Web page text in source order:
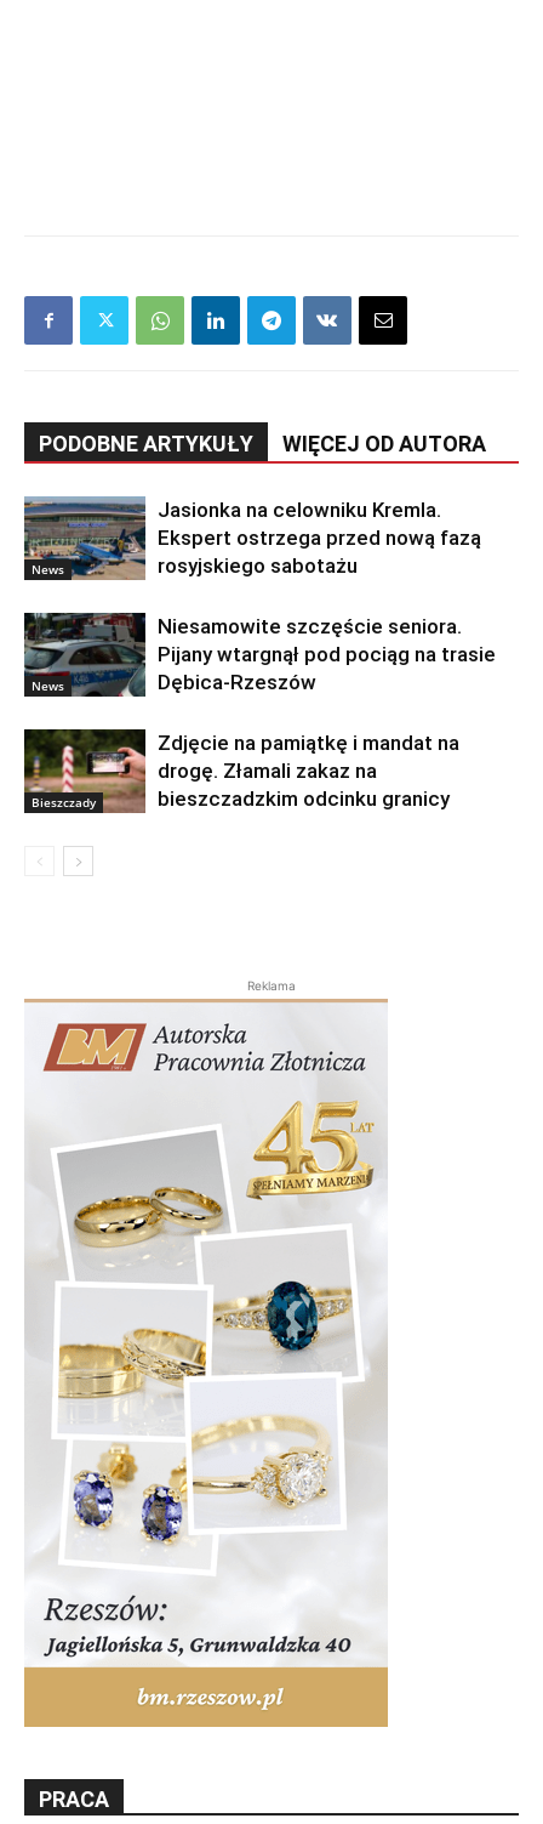
PODOBNE ARTYKUŁY WIĘCEJ OD AUTORA
News
Jasionka na celowniku Kremla.
Ekspert ostrzega przed nową fazą
rosyjskiego sabotażu
News
Niesamowite szczęście seniora.
Pijany wtargnął pod pociąg na trasie
Dębica-Rzeszów
Bieszczady
Zdjęcie na pamiątkę i mandat na
drogę. Złamali zakaz na
bieszczadzkim odcinku granicy
Reklama
PRACA